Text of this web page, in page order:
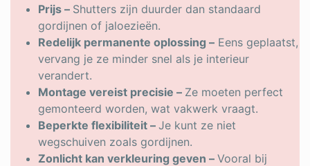
Prijs – Shutters zijn duurder dan standaard
gordijnen of jaloezieën.
Redelijk permanente oplossing – Eens geplaatst,
vervang je ze minder snel als je interieur
verandert.
Montage vereist precisie – Ze moeten perfect
gemonteerd worden, wat vakwerk vraagt.
Beperkte flexibiliteit – Je kunt ze niet
wegschuiven zoals gordijnen.
Zonlicht kan verkleuring geven – Vooral bij